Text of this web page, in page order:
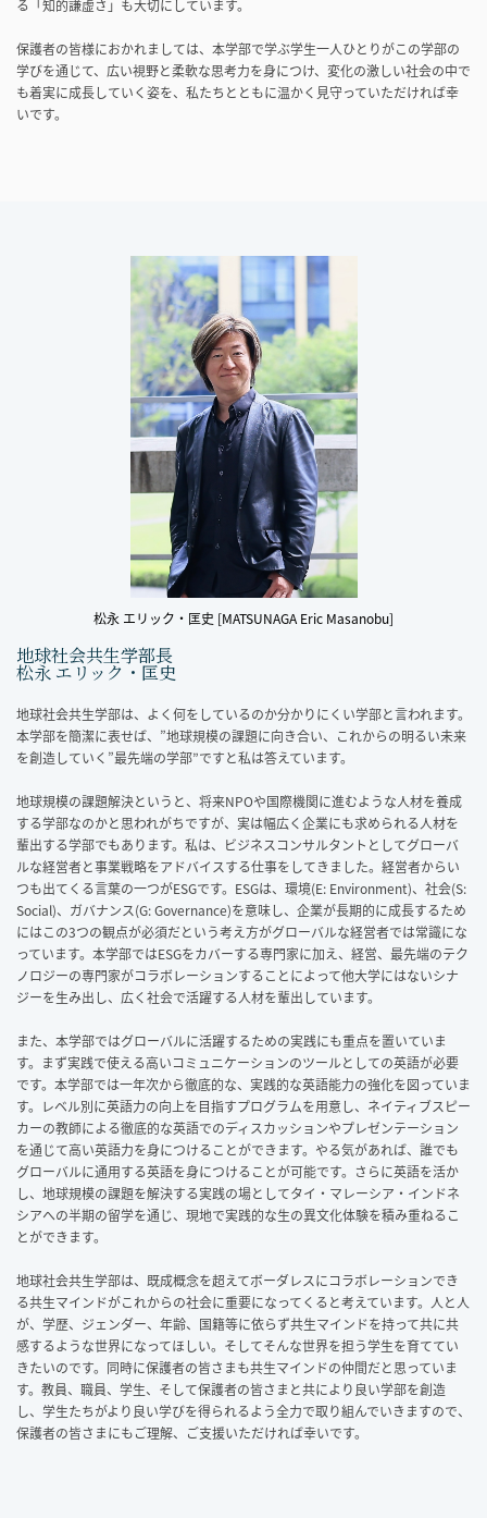
る「知的謙虚さ」も大切にしています。
保護者の皆様におかれましては、本学部で学ぶ学生一人ひとりがこの学部の
学びを通じて、広い視野と柔軟な思考力を身につけ、変化の激しい社会の中で
も着実に成長していく姿を、私たちとともに温かく見守っていただければ幸
いです。
松永 エリック・匡史 [MATSUNAGA Eric Masanobu]
地球社会共生学部長
松永 エリック・匡史
地球社会共生学部は、よく何をしているのか分かりにくい学部と言われます。
本学部を簡潔に表せば、”地球規模の課題に向き合い、これからの明るい未来
を創造していく”最先端の学部”ですと私は答えています。
地球規模の課題解決というと、将来NPOや国際機関に進むような人材を養成
する学部なのかと思われがちですが、実は幅広く企業にも求められる人材を
輩出する学部でもあります。私は、ビジネスコンサルタントとしてグローバ
ルな経営者と事業戦略をアドバイスする仕事をしてきました。経営者からい
つも出てくる言葉の一つがESGです。ESGは、環境(E: Environment)、社会(S:
Social)、ガバナンス(G: Governance)を意味し、企業が長期的に成長するため
にはこの3つの観点が必須だという考え方がグローバルな経営者では常識にな
っています。本学部ではESGをカバーする専門家に加え、経営、最先端のテク
ノロジーの専門家がコラボレーションすることによって他大学にはないシナ
ジーを生み出し、広く社会で活躍する人材を輩出しています。
また、本学部ではグローバルに活躍するための実践にも重点を置いていま
す。まず実践で使える高いコミュニケーションのツールとしての英語が必要
です。本学部では一年次から徹底的な、実践的な英語能力の強化を図っていま
す。レベル別に英語力の向上を目指すプログラムを用意し、ネイティブスピー
カーの教師による徹底的な英語でのディスカッションやプレゼンテーション
を通じて高い英語力を身につけることができます。やる気があれば、誰でも
グローバルに通用する英語を身につけることが可能です。さらに英語を活か
し、地球規模の課題を解決する実践の場としてタイ・マレーシア・インドネ
シアへの半期の留学を通じ、現地で実践的な生の異文化体験を積み重ねるこ
とができます。
地球社会共生学部は、既成概念を超えてボーダレスにコラボレーションでき
る共生マインドがこれからの社会に重要になってくると考えています。人と人
が、学歴、ジェンダー、年齢、国籍等に依らず共生マインドを持って共に共
感するような世界になってほしい。そしてそんな世界を担う学生を育ててい
きたいのです。同時に保護者の皆さまも共生マインドの仲間だと思っていま
す。教員、職員、学生、そして保護者の皆さまと共により良い学部を創造
し、学生たちがより良い学びを得られるよう全力で取り組んでいきますので、
保護者の皆さまにもご理解、ご支援いただければ幸いです。